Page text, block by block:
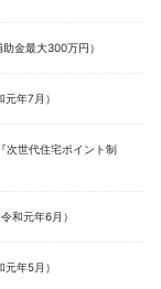
金最大300万円）
年7月）
次世代住宅ポイント制
和元年6月）
年5月）